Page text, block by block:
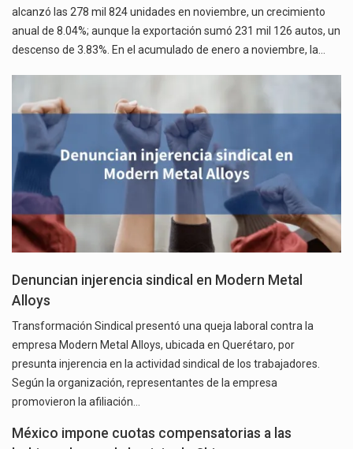
alcanzó las 278 mil 824 unidades en noviembre, un crecimiento
anual de 8.04%; aunque la exportación sumó 231 mil 126 autos, un
descenso de 3.83%. En el acumulado de enero a noviembre, la…
Denuncian injerencia sindical en Modern Metal
Alloys
Transformación Sindical presentó una queja laboral contra la
empresa Modern Metal Alloys, ubicada en Querétaro, por
presunta injerencia en la actividad sindical de los trabajadores.
Según la organización, representantes de la empresa
promovieron la afiliación…
México impone cuotas compensatorias a las